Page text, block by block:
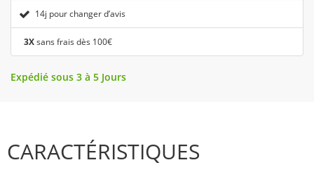
14j pour changer d’avis
3Xsans frais dès 100€
Expédié sous 3 à 5 Jours
CARACTÉRISTIQUES